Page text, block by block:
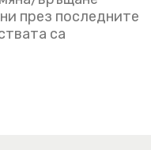
през последните
са